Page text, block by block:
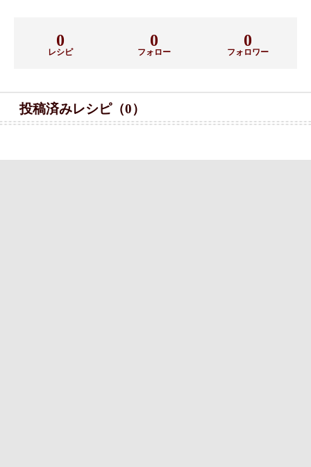
0
レシピ
0
フォロー
0
フォロワー
投稿済みレシピ（0）